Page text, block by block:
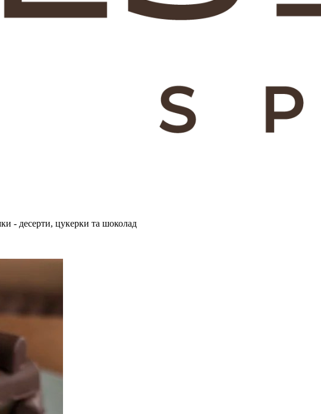
- десерти, цукерки та шоколад